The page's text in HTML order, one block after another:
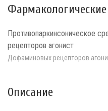
Противопаркинсоническое
рецепторов агонист
Дофаминовых рецепторов
Описание